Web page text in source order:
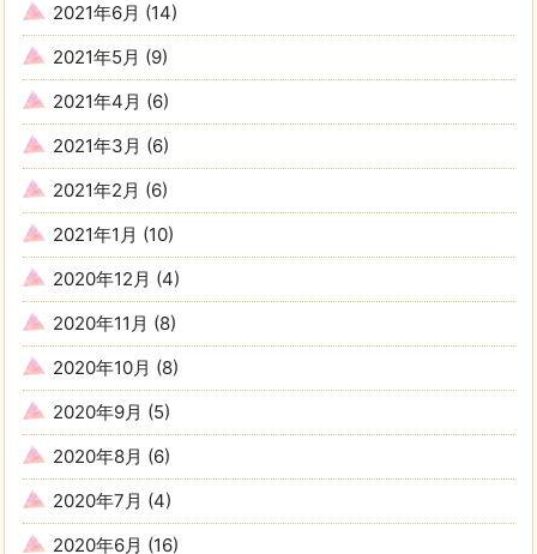
2021年6月 (14)
2021年5月 (9)
2021年4月 (6)
2021年3月 (6)
2021年2月 (6)
2021年1月 (10)
2020年12月 (4)
2020年11月 (8)
2020年10月 (8)
2020年9月 (5)
2020年8月 (6)
2020年7月 (4)
2020年6月 (16)